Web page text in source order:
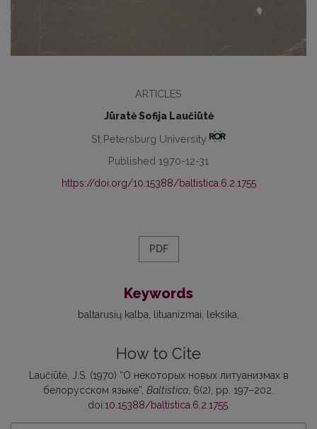
ARTICLES
Jūratė Sofija Laučiūtė
St Petersburg University
Published 1970-12-31
https://doi.org/10.15388/baltistica.6.2.1755
PDF
Keywords
baltarusių kalba lituanizmai leksika
How to Cite
Laučiūtė, J.S. (1970) “О некоторых новых литуанизмах в
белорусском языке”, Baltistica, 6(2), pp. 197–202.
doi:10.15388/baltistica.6.2.1755.